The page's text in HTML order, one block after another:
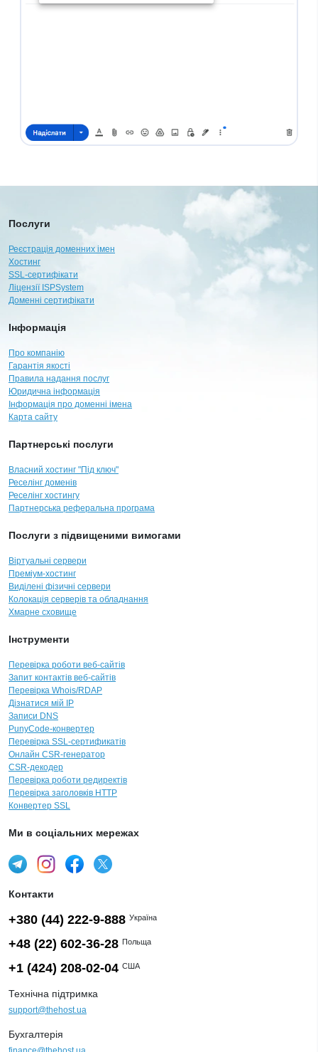
Послуги
Реєстрація доменних імен
Хостинг
SSL-сертифікати
Ліцензії ISPSystem
Доменні сертифікати
Інформація
Про компанію
Гарантія якості
Правила надання послуг
Юридична інформація
Інформація про доменні імена
Карта сайту
Партнерські послуги
Власний хостинг "Під ключ"
Реселінг доменів
Реселінг хостингу
Партнерська реферальна програма
Послуги з підвищеними вимогами
Віртуальні сервери
Преміум-хостинг
Виділені фізичні сервери
Колокація серверів та обладнання
Хмарне сховище
Інструменти
Перевірка роботи веб-сайтів
Запит контактів веб-сайтів
Перевірка Whois/RDAP
Дізнатися мій IP
Записи DNS
PunyCode-конвертер
Перевірка SSL-сертификатів
Онлайн CSR-генератор
CSR-декодер
Перевірка роботи редиректів
Перевірка заголовків HTTP
Конвертер SSL
Ми в соціальних мережах
Контакти
+380 (44) 222-9-888 Україна
+48 (22) 602-36-28 Польща
+1 (424) 208-02-04 США
Технічна підтримка
support@thehost.ua
Бухгалтерія